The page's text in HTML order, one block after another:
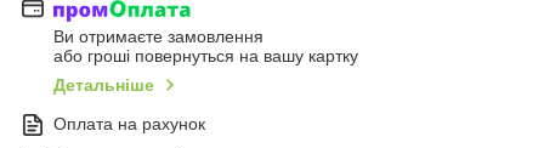
Ви отримаєте замовлення
або гроші повернуться на вашу картку
Детальніше
Оплата на рахунок